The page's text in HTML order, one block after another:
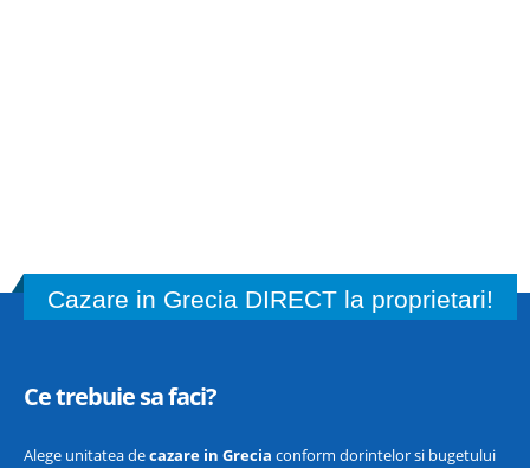
Cazare in Grecia DIRECT la proprietari!
Ce trebuie sa faci?
Alege unitatea decazare in Grecia conform dorintelor si bugetului